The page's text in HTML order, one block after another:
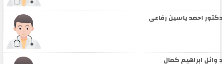
احمد ياسين رفاعى
وائل ابراهيم كمال